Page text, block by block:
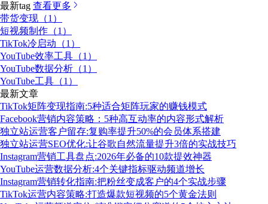
最新tag 查看更多
带货变现（1）
短视频制作（1）
TikTok冷启动（1）
YouTube效率工具（1）
YouTube数据分析（1）
YouTube工具（1）
最新文章
TikTok矩阵变现指南:5种适合矩阵玩家的赚钱模式
Facebook营销内容策略：5种高互动率的内容形式解析
独立站运营客户留存:复购率提升50%的会员体系搭建
独立站运营SEO优化:让谷歌自然流量提升3倍的实战技巧
Instagram营销工具盘点:2026年必备的10款提效神器
YouTube运营数据分析:4个关键指标驱动频道增长
Instagram营销转化指南:把粉丝变成客户的4个实战步骤
TikTok运营内容策略:打造爆款短视频的5个黄金法则